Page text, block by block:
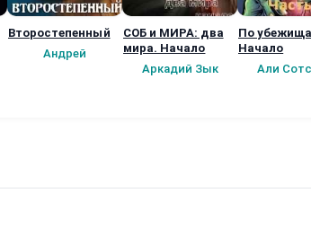
Второстепенный
Андрей
СОБ и МИРА: два
мира. Начало
Аркадий Зык
По
Начало
Али